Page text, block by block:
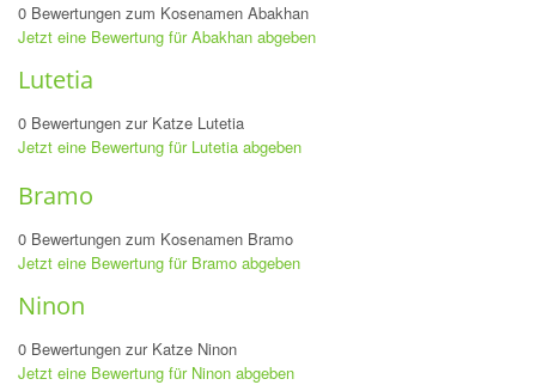
0 Bewertungen zum Kosenamen Abakhan
Jetzt eine Bewertung für Abakhan abgeben
Lutetia
0 Bewertungen zur Katze Lutetia
Jetzt eine Bewertung für Lutetia abgeben
Bramo
0 Bewertungen zum Kosenamen Bramo
Jetzt eine Bewertung für Bramo abgeben
Ninon
0 Bewertungen zur Katze Ninon
Jetzt eine Bewertung für Ninon abgeben